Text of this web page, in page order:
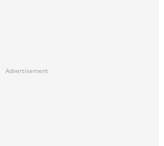
Advertisement